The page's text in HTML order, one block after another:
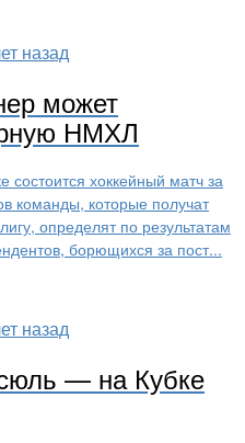
назад
может
НМХЛ
состоится хоккейный матч за
команды, которые получат
определят по результатам
борющихся за пост...
назад
— на Кубке